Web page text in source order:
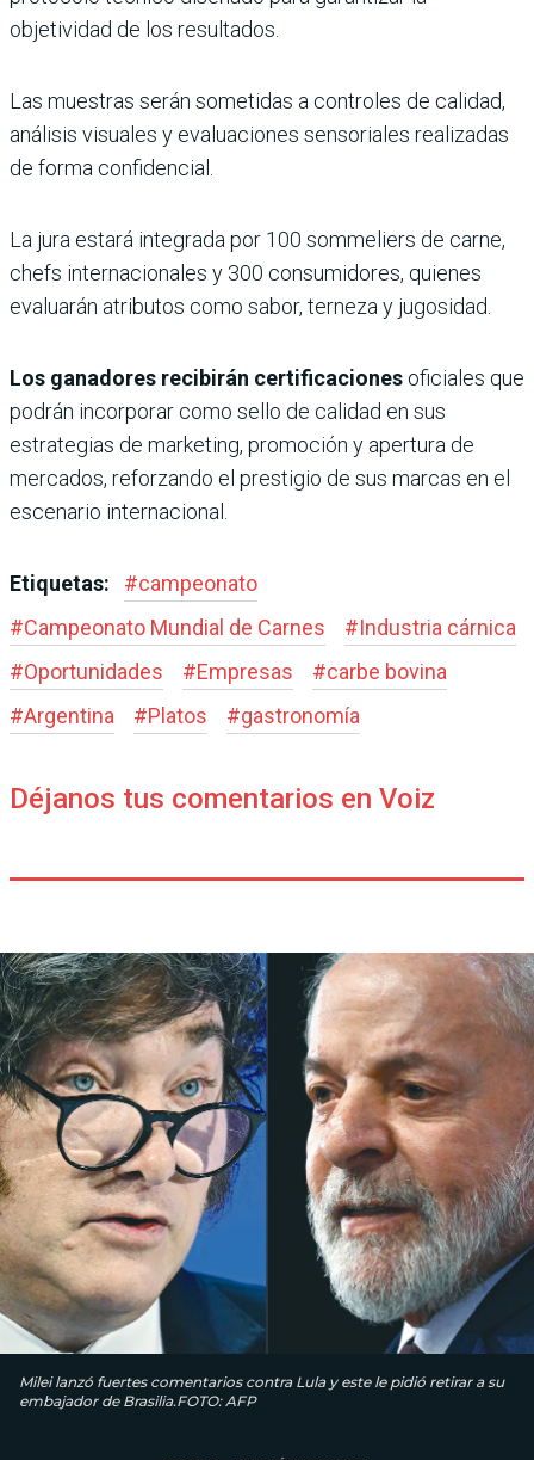
objetividad de los resultados.
Las muestras serán sometidas a controles de calidad,
análisis visuales y evaluaciones sensoriales realizadas
de forma confidencial.
La jura estará integrada por 100 sommeliers de carne,
chefs internacionales y 300 consumidores, quienes
evaluarán atributos como sabor, terneza y jugosidad.
Los ganadores recibirán certificaciones oficiales que
podrán incorporar como sello de calidad en sus
estrategias de marketing, promoción y apertura de
mercados, reforzando el prestigio de sus marcas en el
escenario internacional.
Etiquetas: #campeonato
#Campeonato Mundial de Carnes #Industria cárnica
#Oportunidades #Empresas #carbe bovina
#Argentina #Platos #gastronomía
Déjanos tus comentarios en Voiz
Milei lanzó fuertes comentarios contra Lula y este le pidió retirar a su
embajador de Brasilia.FOTO: AFP